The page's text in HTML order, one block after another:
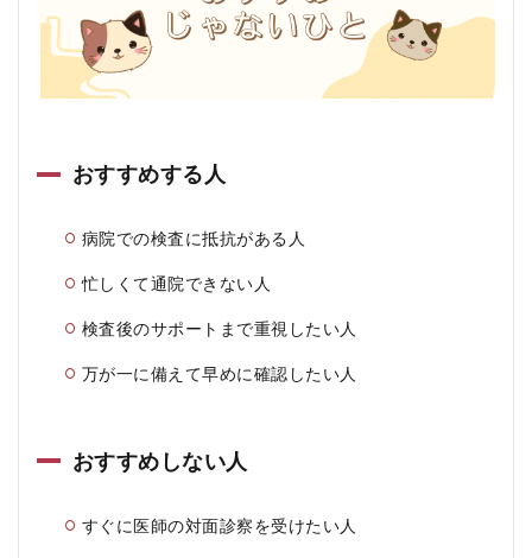
おすすめする人
病院での検査に抵抗がある人
忙しくて通院できない人
検査後のサポートまで重視したい人
万が一に備えて早めに確認したい人
おすすめしない人
すぐに医師の対面診察を受けたい人